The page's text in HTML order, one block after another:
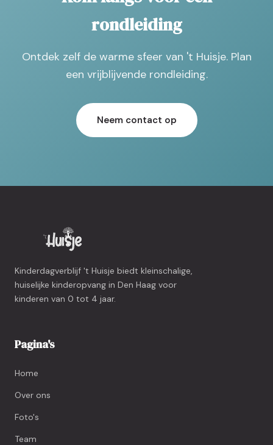
rondleiding
Ontdek zelf de warme sfeer van 't Huisje. Plan
een vrijblijvende rondleiding.
Neem contact op
Kinderdagverblijf 't Huisje biedt kleinschalige,
huiselijke kinderopvang in Den Haag voor
kinderen van 0 tot 4 jaar.
Pagina's
Home
Over ons
Foto's
Team